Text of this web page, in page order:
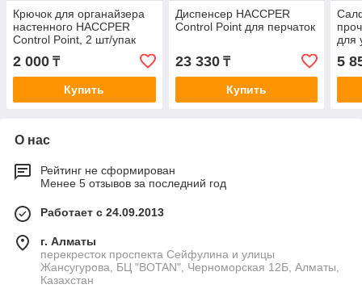
Крючок для органайзера
настенного HACCPER
Control Point, 2 шт/упак
2 000 ₸
Купить
Диспенсер HACCPER
Control Point для перчаток
23 330₸
Купить
для
шт/
5
О нас
Рейтинг не сформирован
Менее 5 отзывов за последний год
Работает с 24.09.2013
г. Алматы
перекресток проспекта Сейфулина и улицы
Жансугурова, БЦ "BOTAN", Черноморская 12Б, Алматы,
Казахстан